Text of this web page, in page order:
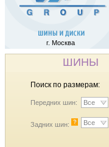
г. Москва
ШИНЫ
Поиск по размерам:
Передних шин: Все
Задних шин: ? Все